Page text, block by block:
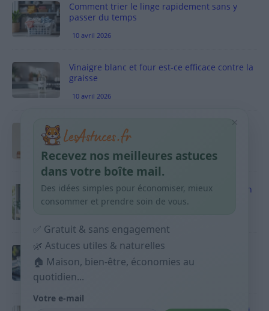
Comment trier le linge rapidement sans y
passer du temps
10 avril 2026
Vinaigre blanc et four est-ce efficace contre la
graisse
10 avril 2026
Taches pigmentaires : routine simple +
habitudes qui aident
9 avril 2026
Produits ménagers : comment économiser en
courses sans acheter 10 sprays
Budget mensuel : méthode rapide pour
répartir son salaire dès le jour de paie
9 avril 2026
×
Recevez nos meilleures astuces
dans votre boîte mail.
Des idées simples pour économiser, mieux
consommer et prendre soin de vous.
✅ Gratuit & sans engagement
🌿 Astuces utiles & naturelles
🏠 Maison, bien-être, économies au
quotidien...
Votre e-mail